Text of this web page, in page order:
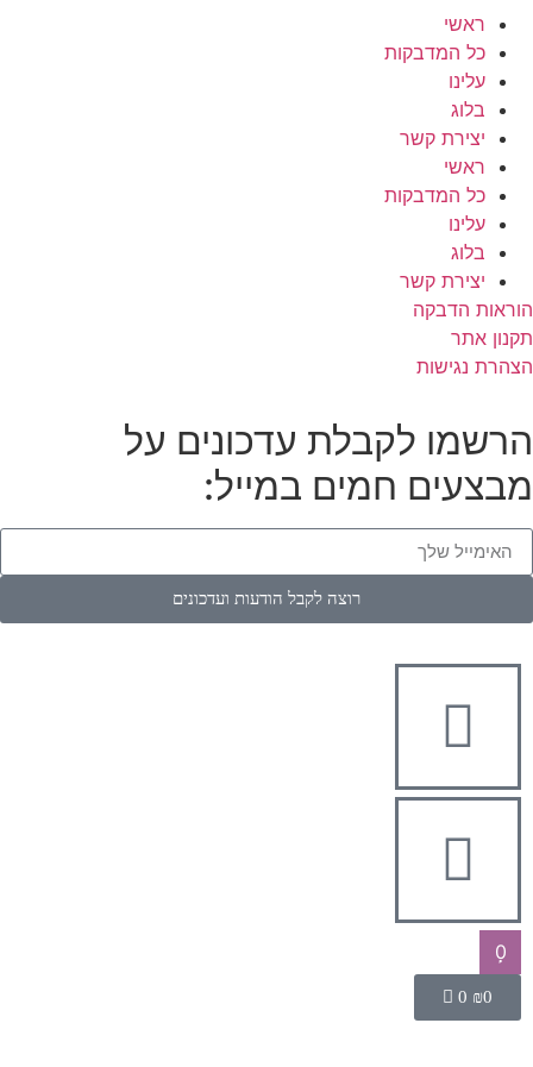
ראשי
כל המדבקות
עלינו
בלוג
יצירת קשר
ראשי
כל המדבקות
עלינו
בלוג
יצירת קשר
הוראות הדבקה
תקנון אתר
הצהרת נגישות
הרשמו לקבלת עדכונים על
מבצעים חמים במייל:
רוצה לקבל הודעות ועדכונים
0
₪0
0